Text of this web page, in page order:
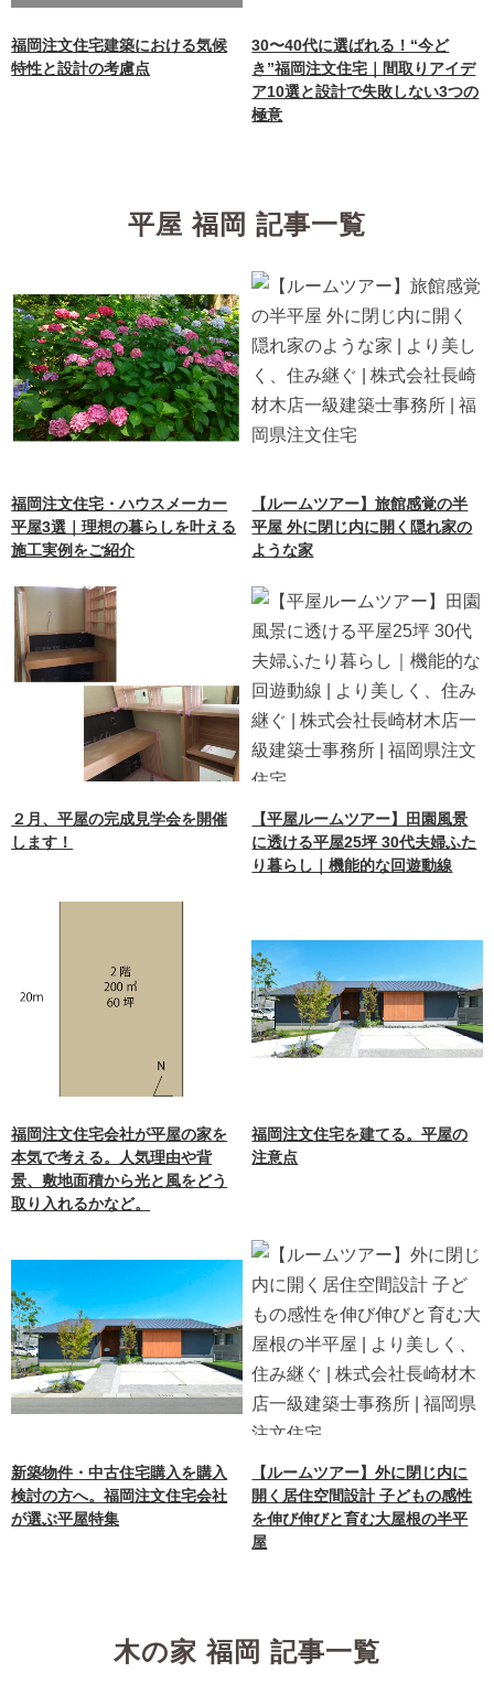
content/themes/nagasaki/f
unctions.phpon line87
福岡注文住宅建築における気候
特性と設計の考慮点
30〜40代に選ばれる！“今ど
き”福岡注文住宅｜間取りアイデ
ア10選と設計で失敗しない3つの
極意
平屋 福岡 記事一覧
福岡注文住宅・ハウスメーカー
平屋3選｜理想の暮らしを叶える
施工実例をご紹介
【ルームツアー】旅館感覚の半
平屋 外に閉じ内に開く隠れ家の
ような家
２月、平屋の完成見学会を開催
します！
【平屋ルームツアー】田園風景
に透ける平屋25坪 30代夫婦ふた
り暮らし｜機能的な回遊動線
福岡注文住宅会社が平屋の家を
本気で考える。人気理由や背
景、敷地面積から光と風をどう
取り入れるかなど。
福岡注文住宅を建てる。平屋の
注意点
新築物件・中古住宅購入を購入
検討の方へ。福岡注文住宅会社
が選ぶ平屋特集
【ルームツアー】外に閉じ内に
開く居住空間設計 子どもの感性
を伸び伸びと育む大屋根の半平
屋
木の家 福岡 記事一覧